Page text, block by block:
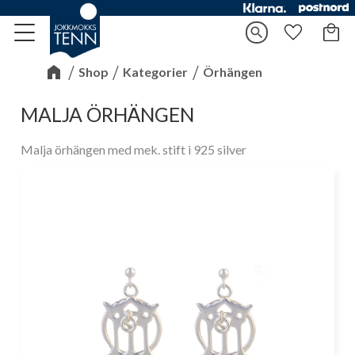
Meny search Favoriter
Shop Kategorier Örhängen
MALJA ÖRHÄNGEN
Malja örhängen med mek. stift i 925 silver